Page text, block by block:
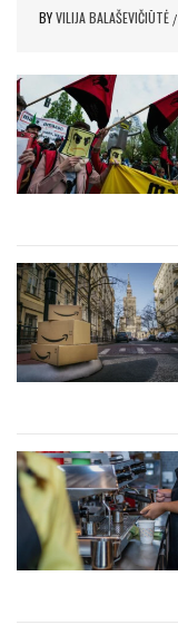
BYVILIJA BALAŠEVIČIŪTĖ /